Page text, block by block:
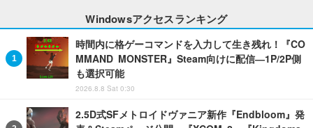
Windowsアクセスランキング
時間内に格ゲーコマンドを入力して生き残れ！『CO
MMAND MONSTER』Steam向けに配信―1P/2P側
も選択可能
2026.8.8 Sat 0:30
2.5D式SFメトロイドヴァニア新作『Endbloom』発